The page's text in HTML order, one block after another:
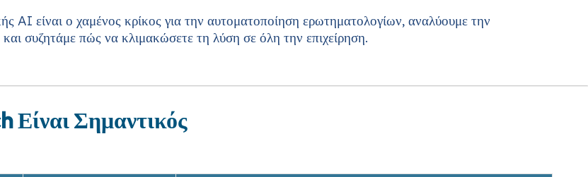
AI είναι ο χαμένος κρίκος για την αυτοματοποίηση ερωτηματολογίων, αναλύουμε την
συζητάμε πώς να κλιμακώσετε τη λύση σε όλη την επιχείρηση.
Είναι Σημαντικός